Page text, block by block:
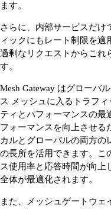
ます。
さらに、内部サービスだけ
ィックにもレート制限を適
過剰なリクエストからこれ
す。
Mesh Gateway はグローバ
ス メッシュに入るトラフ
ティとパフォーマンスの最
フォーマンスを向上させる
カルとグローバルの両方の
の長所を活用できます。こ
ス使用率と応答時間が向上
全体が最適化されます。
また、メッシュゲートウェ